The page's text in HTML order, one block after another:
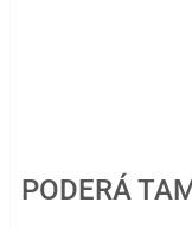
PODERÁ